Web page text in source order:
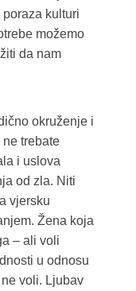
kulturi
možemo
da nam
okruženje i
trebate
i uslova
od zla. Niti
vjersku
Žena koja
– ali voli
u odnosu
voli. Ljubav